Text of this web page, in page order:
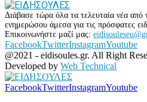
Διάβασε τώρα όλα τα τελευταία νέα
ενημερώσου άμεσα για τις πρόσφατες
Επικοινωνήστε μαζί μας:
FacebookTwitterInstagramYoutube
@2021 - eidisoules.gr. All Right
Developed by Web Technical
FacebookTwitterInstagramYoutube